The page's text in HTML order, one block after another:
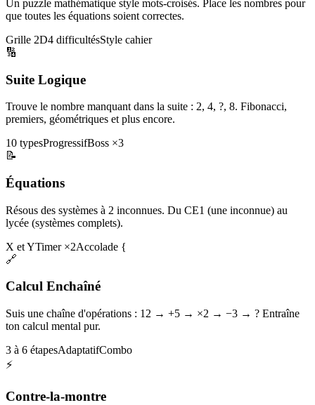
Un puzzle mathématique style mots-croisés. Place les nombres pour
que toutes les équations soient correctes.
Grille 2D4 difficultésStyle cahier
🔢
Suite Logique
Trouve le nombre manquant dans la suite : 2, 4, ?, 8. Fibonacci,
premiers, géométriques et plus encore.
10 typesProgressifBoss ×3
📝
Équations
Résous des systèmes à 2 inconnues. Du CE1 (une inconnue) au
lycée (systèmes complets).
X et YTimer ×2Accolade {
🔗
Calcul Enchaîné
Suis une chaîne d'opérations : 12 → +5 → ×2 → −3 → ? Entraîne
ton calcul mental pur.
3 à 6 étapesAdaptatifCombo
⚡
Contre-la-montre